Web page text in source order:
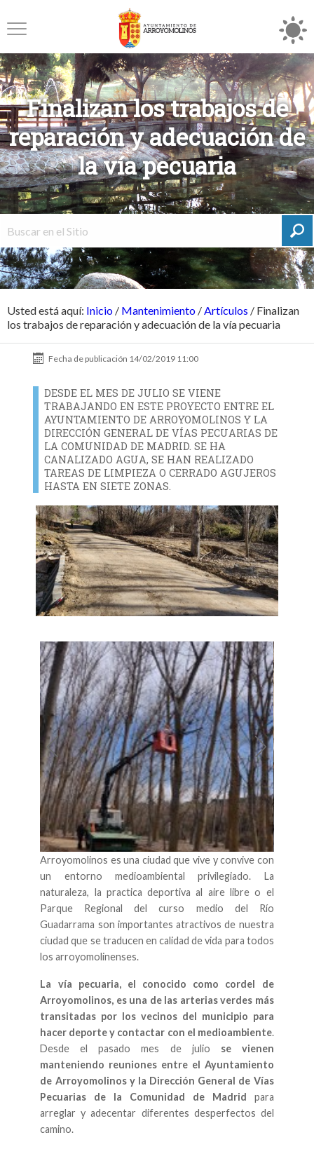
Finalizan los trabajos de
reparación y adecuación de
la vía pecuaria
Usted está aquí: Inicio / Mantenimiento /Artículos / Finalizan
los trabajos de reparación y adecuación de la vía pecuaria
Fecha de publicación 14/02/2019 11:00
DESDE EL MES DE JULIO SE VIENE
TRABAJANDO EN ESTE PROYECTO ENTRE EL
AYUNTAMIENTO DE ARROYOMOLINOS Y LA
DIRECCIÓN GENERAL DE VÍAS PECUARIAS DE
LA COMUNIDAD DE MADRID. SE HA
CANALIZADO AGUA, SE HAN REALIZADO
TAREAS DE LIMPIEZA O CERRADO AGUJEROS
HASTA EN SIETE ZONAS.
Arroyomolinos es una ciudad que vive y convive con
un entorno medioambiental privilegiado. La
naturaleza, la practica deportiva al aire libre o el
Parque Regional del curso medio del Río
Guadarrama son importantes atractivos de nuestra
ciudad que se traducen en calidad de vida para todos
los arroyomolinenses.
La vía pecuaria, el conocido como cordel de
Arroyomolinos, es una de las arterias verdes más
transitadas por los vecinos del municipio para
hacer deporte y contactar con el medioambiente.
Desde el pasado mes de julio se vienen
manteniendo reuniones entre el Ayuntamiento
de Arroyomolinos y la Dirección General de Vías
Pecuarias de la Comunidad de Madrid para
arreglar y adecentar diferentes desperfectos del
camino.